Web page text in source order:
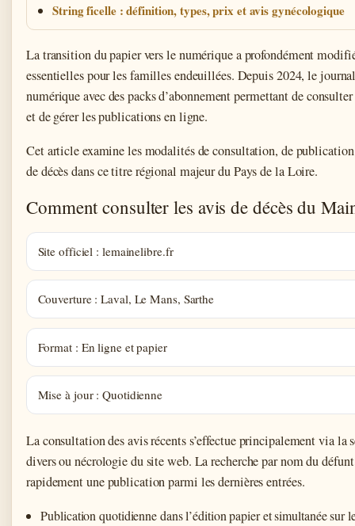
String ficelle : définition, types, prix et avis gynécologique
La transition du papier vers le numérique a profondément modifié
essentielles pour les familles endeuillées. Depuis 2024, le
numérique avec des packs d’abonnement permettant de
et de gérer les publications en ligne.
Cet article examine les modalités de consultation, de publication
de décès dans ce titre régional majeur du Pays de la Loire.
Comment consulter les avis de décès du
Site officiel : lemainelibre.fr
Couverture : Laval, Le Mans, Sarthe
Format : En ligne et papier
Mise à jour : Quotidienne
La consultation des avis récents s’effectue principalement via la
divers ou nécrologie du site web. La recherche par nom du
rapidement une publication parmi les dernières entrées.
Publication quotidienne dans l’édition papier et simultanée sur